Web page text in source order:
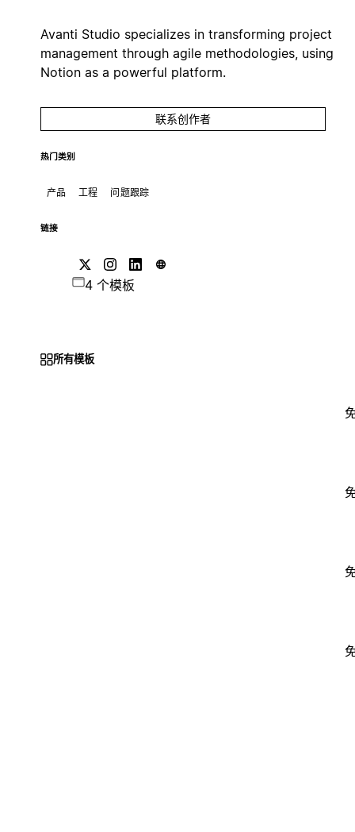
Avanti Studio specializes in transforming project
management through agile methodologies, using
Notion as a powerful platform.
联系创作者
热门类别
产品 工程 问题跟踪
链接
4 个模板
所有模板